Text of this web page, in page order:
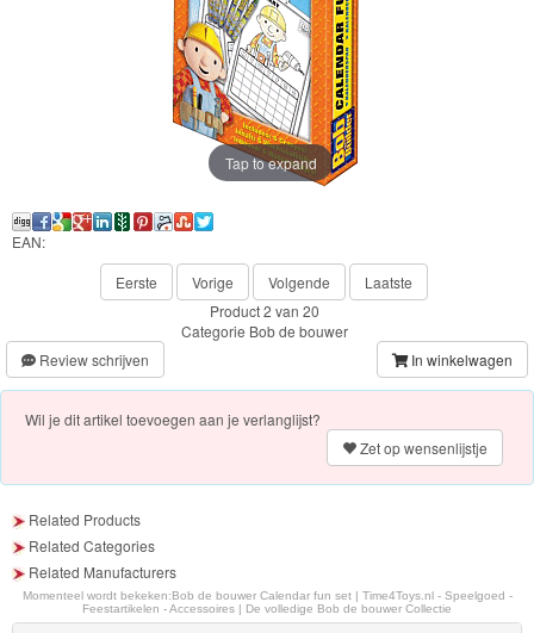
Fireman
Magische
Eenhoorn
Mickey
Minnie
Puzzels
Avengers
Tap to expand
EAN:
Eerste
Vorige Volgende
Laatste
Product 2 van 20
Categorie Bob de bouwer
Review schrijven
In winkelwagen
Wil je dit artikel toevoegen aan je verlanglijst?
Zet op wensenlijstje
Related Products
Related Categories
Related Manufacturers
Momenteel wordt bekeken:Bob de bouwer Calendar fun set | Time4Toys.nl - Speelgoed -
Feestartikelen - Accessoires | De volledige Bob de bouwer Collectie